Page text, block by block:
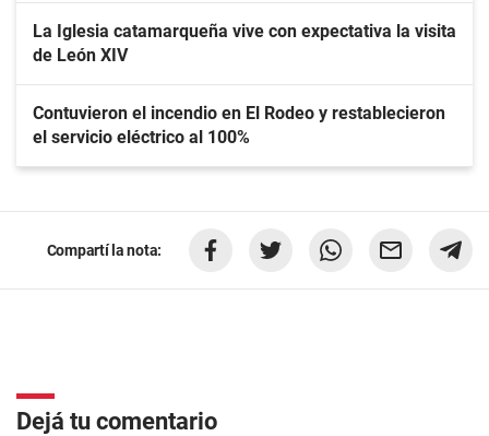
La Iglesia catamarqueña vive con expectativa la visita
de León XIV
Contuvieron el incendio en El Rodeo y restablecieron
el servicio eléctrico al 100%
Compartí la nota:
Dejá tu comentario